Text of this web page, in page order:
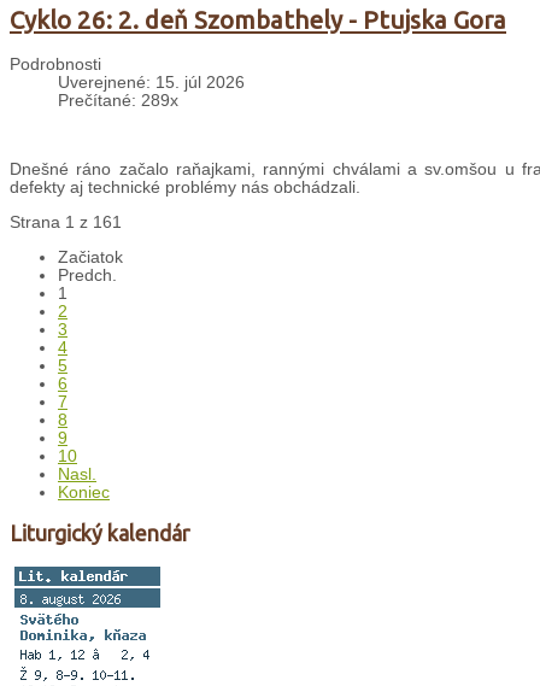
Cyklo 26: 2. deň Szombathely - Ptujska Gora
Podrobnosti
Uverejnené: 15. júl 2026
Prečítané: 289x
Dnešné ráno začalo raňajkami, rannými chválami a sv.omšou u
defekty aj technické problémy nás obchádzali.
Strana 1 z 161
Začiatok
Predch.
1
2
3
4
5
6
7
8
9
10
Nasl.
Koniec
Liturgický kalendár